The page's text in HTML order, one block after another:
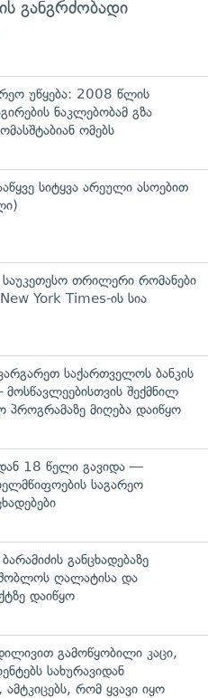
განგრძობადი
უწყება: 2008 წლის
ნაკლებობამ გზა
ომებს
სიტყვა არეული ასოებით
საუკეთესო თრილერი რომანები
York Times-ის სია
საქართველოს ბანკის
შექმნილ
პროგრამაზე მიღება დაიწყო
18 წელი გავიდა —
საგარეო
განცხადებაზე
ღალატისა და
დაიწყო
გამოწყობილი კაცი,
სახურავიდან
რომ ყვავი იყო